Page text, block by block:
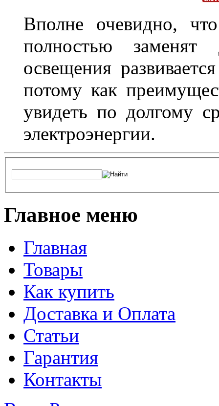
Вполне очевидно,
полностью
освещения
потому как
увидеть по долгому
электроэнергии.
Главное меню
Главная
Товары
Как купить
Доставка и Оплата
Статьи
Гарантия
Контакты